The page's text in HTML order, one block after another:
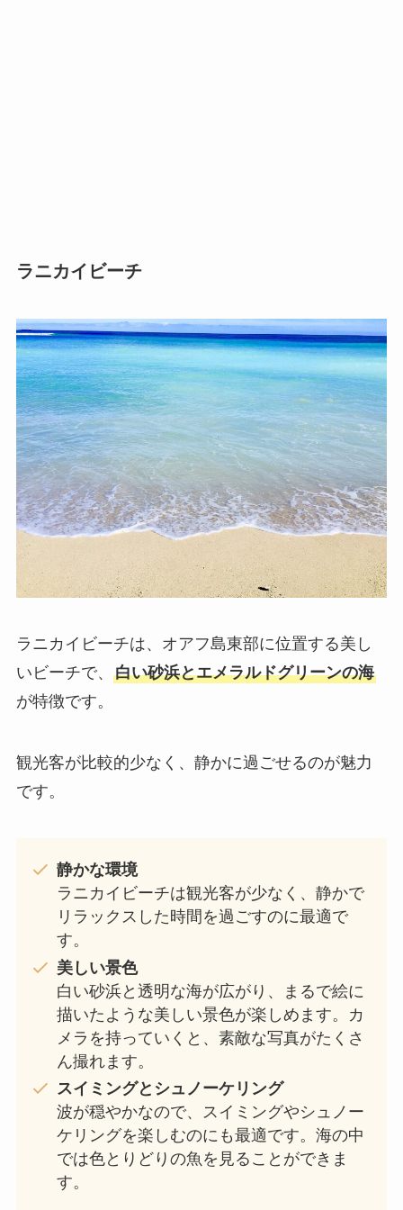
ラニカイビーチ
ラニカイビーチは、オアフ島東部に位置する美し
いビーチで、 白い砂浜とエメラルドグリーンの海
が特徴です。
観光客が比較的少なく、静かに過ごせるのが魅力
です。
静かな環境
ラニカイビーチは観光客が少なく、静かで
リラックスした時間を過ごすのに最適で
す。
美しい景色
白い砂浜と透明な海が広がり、まるで絵に
描いたような美しい景色が楽しめます。カ
メラを持っていくと、素敵な写真がたくさ
ん撮れます。
スイミングとシュノーケリング
波が穏やかなので、スイミングやシュノー
ケリングを楽しむのにも最適です。海の中
では色とりどりの魚を見ることができま
す。